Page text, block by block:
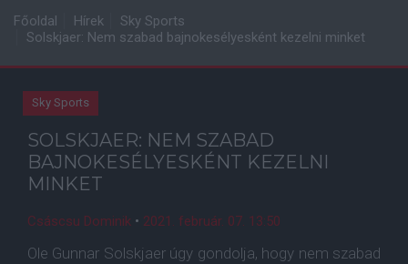
Főoldal Hírek
Sky Sports
Solskjaer: Nem szabad bajnokesélyesként kezelni minket
Sky Sports
SOLSKJAER: NEM SZABAD
BAJNOKESÉLYESKÉNT KEZELNI
MINKET
Csáscsu Dominik • 2021. február. 07. 13:50
Ole Gunnar Solskjaer úgy gondolja, hogy nem szabad